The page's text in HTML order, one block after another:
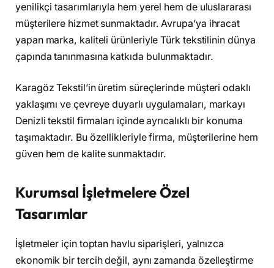
yenilikçi tasarımlarıyla hem yerel hem de uluslararası
müşterilere hizmet sunmaktadır. Avrupa’ya ihracat
yapan marka, kaliteli ürünleriyle Türk tekstilinin dünya
çapında tanınmasına katkıda bulunmaktadır.
Karagöz Tekstil’in üretim süreçlerinde müşteri odaklı
yaklaşımı ve çevreye duyarlı uygulamaları, markayı
Denizli tekstil firmaları içinde ayrıcalıklı bir konuma
taşımaktadır. Bu özellikleriyle firma, müşterilerine hem
güven hem de kalite sunmaktadır.
Kurumsal İşletmelere Özel
Tasarımlar
İşletmeler için toptan havlu siparişleri, yalnızca
ekonomik bir tercih değil, aynı zamanda özelleştirme